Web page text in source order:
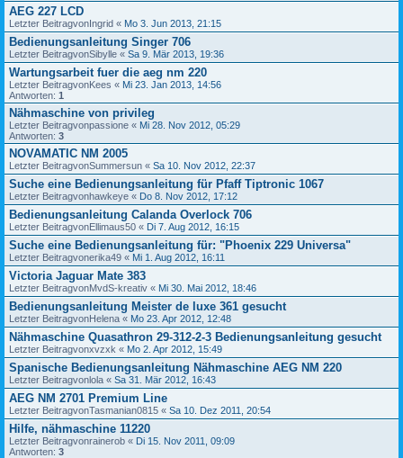
AEG 227 LCD
Letzter BeitragvonIngrid « Mo 3. Jun 2013, 21:15
Bedienungsanleitung Singer 706
Letzter BeitragvonSibylle « Sa 9. Mär 2013, 19:36
Wartungsarbeit fuer die aeg nm 220
Letzter BeitragvonKees « Mi 23. Jan 2013, 14:56
Antworten: 1
Nähmaschine von privileg
Letzter Beitragvonpassione « Mi 28. Nov 2012, 05:29
Antworten: 3
NOVAMATIC NM 2005
Letzter BeitragvonSummersun « Sa 10. Nov 2012, 22:37
Suche eine Bedienungsanleitung für Pfaff Tiptronic 1067
Letzter Beitragvonhawkeye « Do 8. Nov 2012, 17:12
Bedienungsanleitung Calanda Overlock 706
Letzter BeitragvonEllimaus50 « Di 7. Aug 2012, 16:15
Suche eine Bedienungsanleitung für: "Phoenix 229 Universa"
Letzter Beitragvonerika49 « Mi 1. Aug 2012, 16:11
Victoria Jaguar Mate 383
Letzter BeitragvonMvdS-kreativ « Mi 30. Mai 2012, 18:46
Bedienungsanleitung Meister de luxe 361 gesucht
Letzter BeitragvonHelena « Mo 23. Apr 2012, 12:48
Nähmaschine Quasathron 29-312-2-3 Bedienungsanleitung gesucht
Letzter Beitragvonxvzxk « Mo 2. Apr 2012, 15:49
Spanische Bedienungsanleitung Nähmaschine AEG NM 220
Letzter Beitragvonlola « Sa 31. Mär 2012, 16:43
AEG NM 2701 Premium Line
Letzter BeitragvonTasmanian0815 « Sa 10. Dez 2011, 20:54
Hilfe, nähmaschine 11220
Letzter Beitragvonrainerob « Di 15. Nov 2011, 09:09
Antworten: 3